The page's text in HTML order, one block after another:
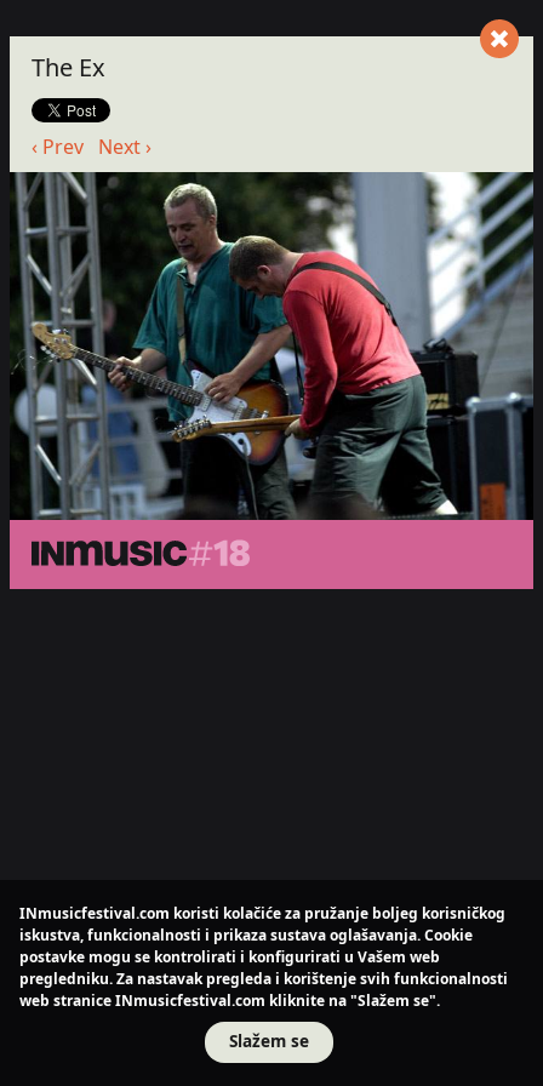
The Ex
‹ Prev Next ›
INmusicfestival.com koristi kolačiće za pružanje boljeg korisničkog
iskustva, funkcionalnosti i prikaza sustava oglašavanja. Cookie
postavke mogu se kontrolirati i konfigurirati u Vašem web
pregledniku. Za nastavak pregleda i korištenje svih funkcionalnosti
web stranice INmusicfestival.com kliknite na "Slažem se".
Slažem se